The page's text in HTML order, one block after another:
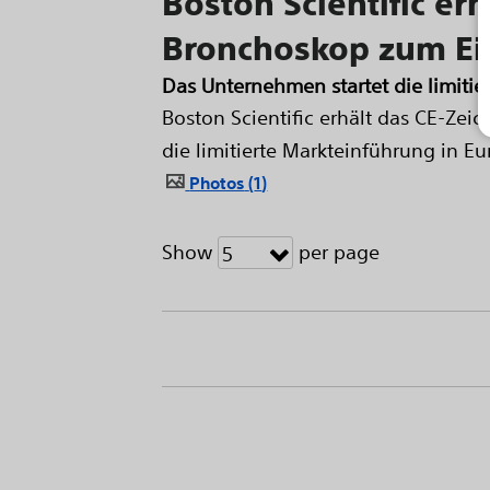
Bronchoskop zum
Das Unternehmen startet die
Boston Scientific erhält das CE-
die limitierte Markteinführung in
Photos 1
Show 5 per page